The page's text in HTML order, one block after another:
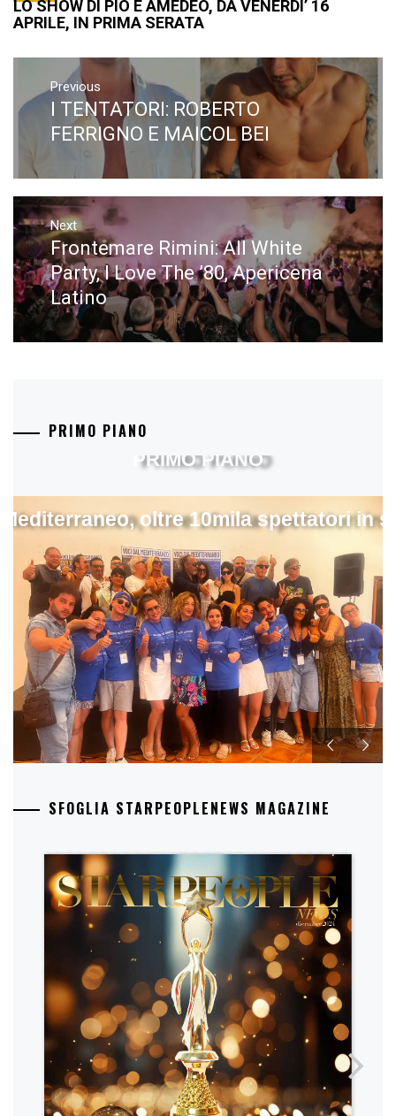
LO SHOW DI PIO E AMEDEO, DA VENERDI’ 16
APRILE, IN PRIMA SERATA
Navigazione
articoli
Previous
Previous
post:
I TENTATORI: ROBERTO
FERRIGNO E MAICOL BEI
Next
Next
post:
Frontemare Rimini: All White
Party, I Love The ’80, Apericena
Latino
PRIMO PIANO
oltre 10mila spettatori in
PRIMO PIANO
SFOGLIA STARPEOPLENEWS MAGAZINE